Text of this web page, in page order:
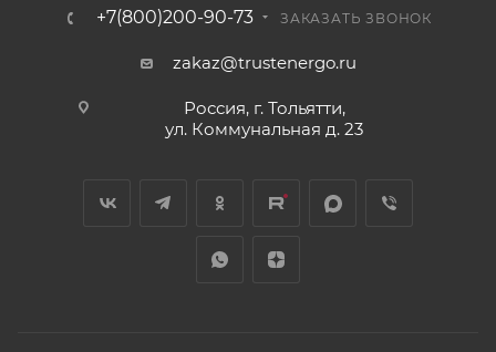
+7(800)200-90-73 ЗАКАЗАТЬ ЗВОНОК
zakaz@trustenergo.ru
Россия, г. Тольятти,
ул. Коммунальная д. 23